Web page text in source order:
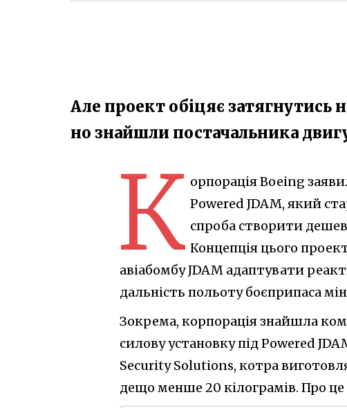
Але проект обіцяє затягнутись
но знайшли постачальника
К орпорація Boeing
Powered JDAM, який
спроба створити
Концепція цього
авіабомбу JDAM адаптувати
дальність польоту боєприпаса
Зокрема, корпорація знайшла
силову установку під Powered
Security Solutions, котра
дещо менше 20 кілограмів. Про